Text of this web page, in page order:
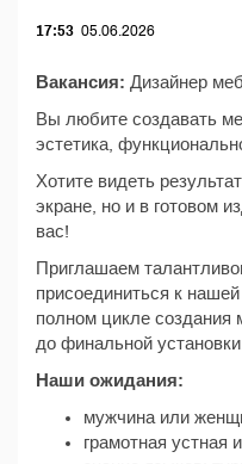
17:53 05.06.2026
Вакансия: Дизайнер
Вы любите создавать
эстетика,
Хотите видеть
экране, но и в готовом
вас!
Приглашаем
присоединиться к
полном цикле
до финальной установки.
Наши ожидания:
мужчина или
грамотная устная